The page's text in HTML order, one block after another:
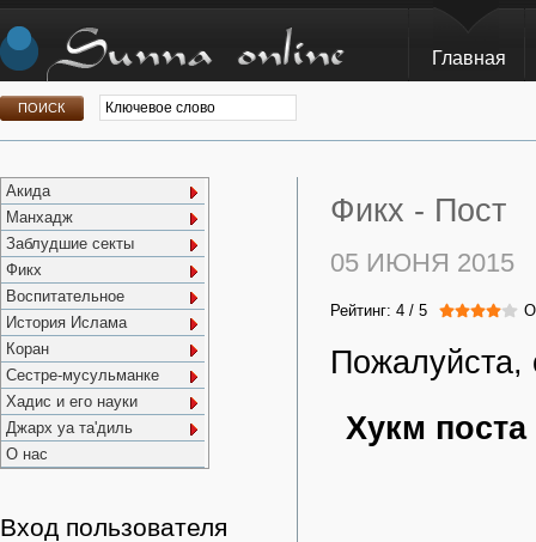
Главная
Акида
Манхадж
Заблудшие секты
Фикх
Воспитательное
История Ислама
Коран
Сестре-мусульманке
Хадис и его науки
Джарх уа та'диль
О нас
Вход пользователя
Фикх - Пост
05 ИЮНЯ 2015
Рейтинг: 4 / 5
Пожалуйста,
Хукм